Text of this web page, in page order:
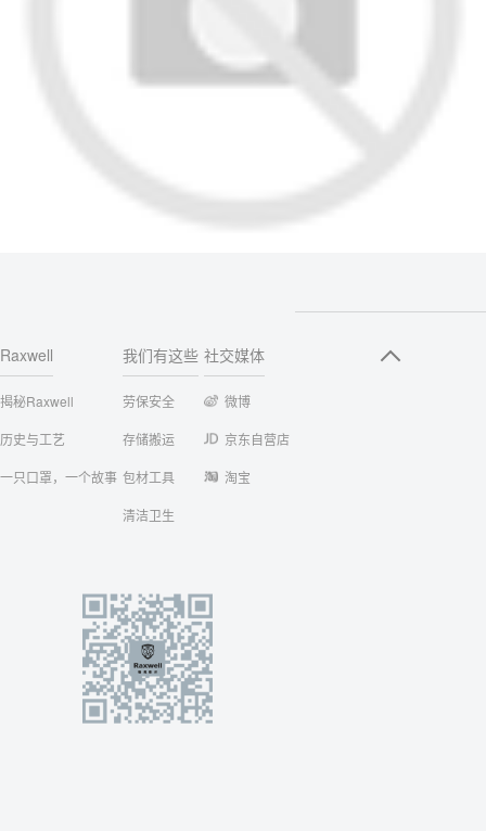
Raxwell
揭秘Raxwell
历史与工艺
一只口罩，一个故事
我们有这些
劳保安全
存储搬运
包材工具
清洁卫生
社交媒体
微博
京东自营店
淘宝